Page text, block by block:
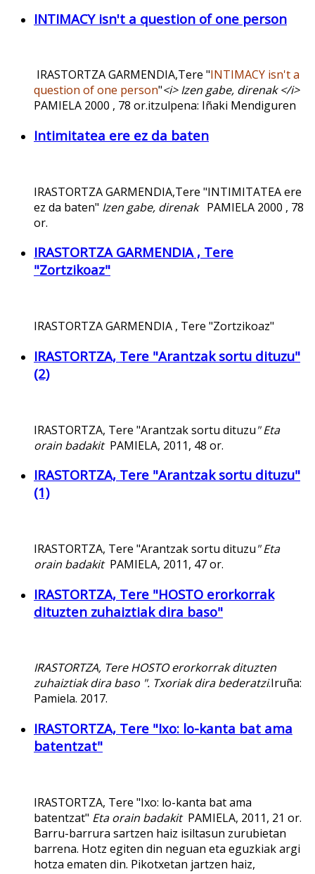
INTIMACY isn't a question of one person
IRASTORTZA GARMENDIA,Tere "INTIMACY isn't a
question of one person"<i> Izen gabe, direnak </i>
PAMIELA 2000 , 78 or.itzulpena: Iñaki Mendiguren
Intimitatea ere ez da baten
IRASTORTZA GARMENDIA,Tere "INTIMITATEA ere
ez da baten" Izen gabe, direnak PAMIELA 2000 , 78
or.
IRASTORTZA GARMENDIA , Tere
"Zortzikoaz"
IRASTORTZA GARMENDIA , Tere "Zortzikoaz"
IRASTORTZA, Tere "Arantzak sortu dituzu"
(2)
IRASTORTZA, Tere "Arantzak sortu dituzu" Eta
orain badakit PAMIELA, 2011, 48 or.
IRASTORTZA, Tere "Arantzak sortu dituzu"
(1)
IRASTORTZA, Tere "Arantzak sortu dituzu" Eta
orain badakit PAMIELA, 2011, 47 or.
IRASTORTZA, Tere "HOSTO erorkorrak
dituzten zuhaiztiak dira baso"
IRASTORTZA, Tere HOSTO erorkorrak dituzten
zuhaiztiak dira baso ". Txoriak dira bederatzi.Iruña:
Pamiela. 2017.
IRASTORTZA, Tere "Ixo: lo-kanta bat ama
batentzat"
IRASTORTZA, Tere "Ixo: lo-kanta bat ama
batentzat" Eta orain badakit PAMIELA, 2011, 21 or.
Barru-barrura sartzen haiz isiltasun zurubietan
barrena. Hotz egiten din neguan eta eguzkiak argi
hotza ematen din. Pikotxetan jartzen haiz,